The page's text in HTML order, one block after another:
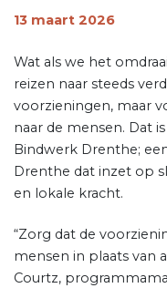
13 maart 2026
Wat als we het
reizen naar steeds
voorzieningen, maar
naar de mensen. Dat
Bindwerk Drenthe;
Drenthe dat inzet op
en lokale kracht.
“Zorg dat de
mensen in plaats van
Courtz,